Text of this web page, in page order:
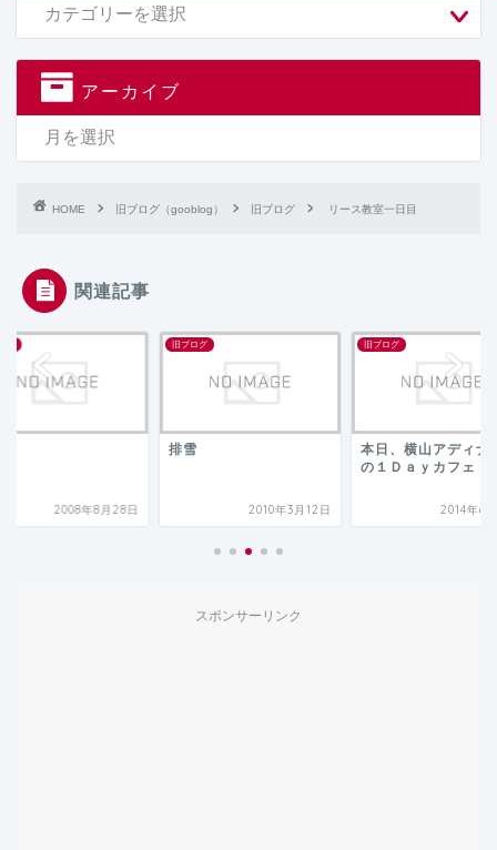
アーカイブ
HOME 旧ブログ（gooblog） 旧ブログ リース教室一日目
関連記事
2008年8月28日
旧ブログ
排雪
2010年3月12日
旧ブログ
本日、横山アディナ
の１Ｄａｙカフェ！
2014年6
スポンサーリンク